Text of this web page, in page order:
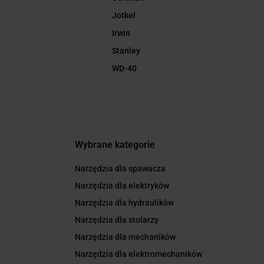
Jotkel
Irwin
Stanley
WD-40
Wybrane kategorie
Narzędzia dla spawacza
Narzędzia dla elektryków
Narzędzia dla hydraulików
Narzędzia dla stolarzy
Narzędzia dla mechaników
Narzędzia dla elektromechaników